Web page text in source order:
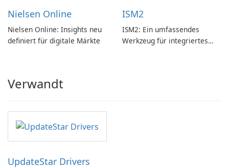
Nielsen Online
Nielsen Online: Insights neu
definiert für digitale Märkte
ISM2
ISM2: Ein umfassendes
Werkzeug für integriertes
Verwandt
UpdateStar Drivers